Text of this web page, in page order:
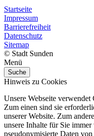
Startseite
Impressum
Barrierefreiheit
Datenschutz
Sitemap
© Stadt Sunden
Menü
Suche
Hinweis zu Cookies
Unsere Webseite
Zum einen sind sie
unserer Website. Zum
unsere Inhalte für Sie
pseudonymisierte Daten